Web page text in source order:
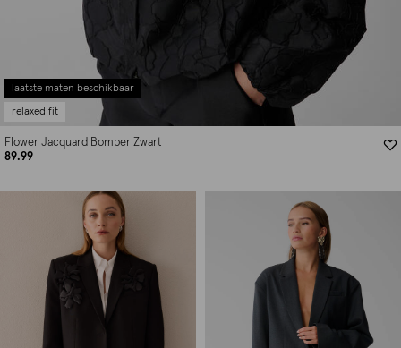
laatste maten beschikbaar
relaxed fit
Flower Jacquard Bomber Zwart
89.99